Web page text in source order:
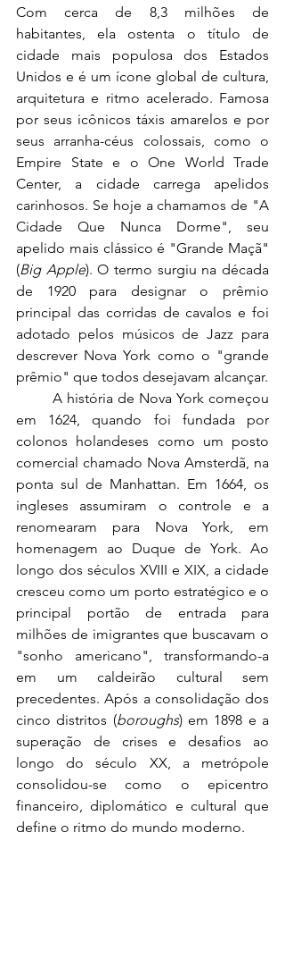
Com cerca de 8,3 milhões de
habitantes, ela ostenta o título de
cidade mais populosa dos Estados
Unidos e é um ícone global de cultura,
arquitetura e ritmo acelerado. Famosa
por seus icônicos táxis amarelos e por
seus arranha-céus colossais, como o
Empire State e o One World Trade
Center, a cidade carrega apelidos
carinhosos. Se hoje a chamamos de "A
Cidade Que Nunca Dorme", seu
apelido mais clássico é "Grande Maçã"
(Big Apple). O termo surgiu na década
de 1920 para designar o prêmio
principal das corridas de cavalos e foi
adotado pelos músicos de Jazz para
descrever Nova York como o "grande
prêmio" que todos desejavam alcançar.
em 1624, quando foi fundada por
colonos holandeses como um posto
comercial chamado Nova Amsterdã, na
ponta sul de Manhattan. Em 1664, os
ingleses assumiram o controle e a
renomearam para Nova York, em
homenagem ao Duque de York. Ao
longo dos séculos XVIII e XIX, a cidade
cresceu como um porto estratégico e o
principal portão de entrada para
milhões de imigrantes que buscavam o
"sonho americano", transformando-a
em um caldeirão cultural sem
precedentes. Após a consolidação dos
cinco distritos (boroughs) em 1898 e a
superação de crises e desafios ao
longo do século XX, a metrópole
consolidou-se como o epicentro
financeiro, diplomático e cultural que
define o ritmo do mundo moderno.